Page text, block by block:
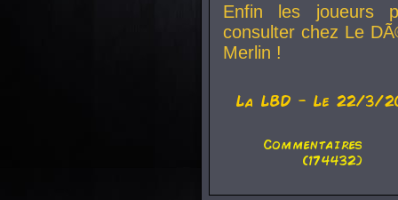
Enfin les joueurs
consulter chez Le
Merlin !
La LBD - Le 22/3/
Commentaires
(174432)